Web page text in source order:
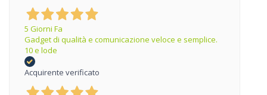
5 Giorni Fa
Gadget di qualità e comunicazione veloce e semplice.
10 e lode
Acquirente verificato